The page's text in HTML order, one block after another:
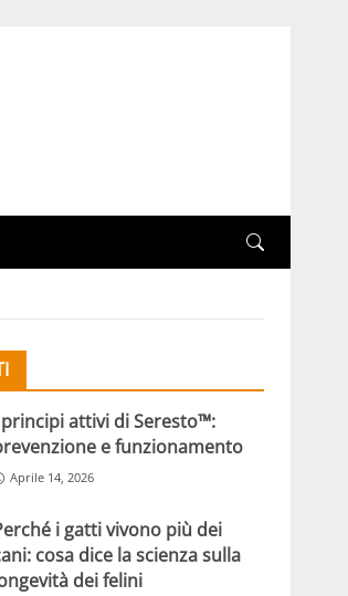
attivi di Seresto™:
e funzionamento
Aprile 14, 2026
i gatti vivono più dei
cosa dice la scienza sulla
dei felini